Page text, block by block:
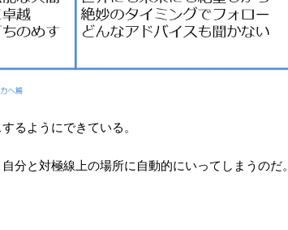
るようにできている。
分と対極線上の場所に自動的にいってしまうのだ。